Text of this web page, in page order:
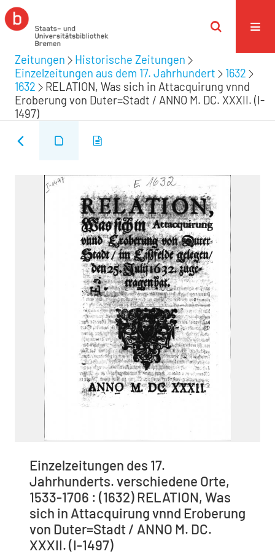
Zeitungen
Historische Zeitungen
Einzelzeitungen aus dem 17. Jahrhundert
1632
1632
RELATION, Was sich in Attacquirung vnnd
Eroberung von Duter=Stadt / ANNO M. DC. XXXII. (I-
1497)
Einzelzeitungen des 17.
Jahrhunderts. verschiedene Orte,
1533-1706 : (1632) RELATION, Was
sich in Attacquirung vnnd Eroberung
von Duter=Stadt / ANNO M. DC.
XXXII. (I-1497)